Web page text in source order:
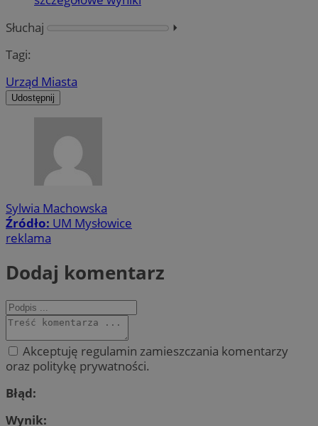
Słuchaj
⏵︎
Tagi:
Urząd Miasta
Udostępnij
Sylwia Machowska
Źródło: UM Mysłowice
reklama
Dodaj komentarz
Akceptuję regulamin zamieszczania komentarzy
oraz politykę prywatności.
Błąd:
Wynik: